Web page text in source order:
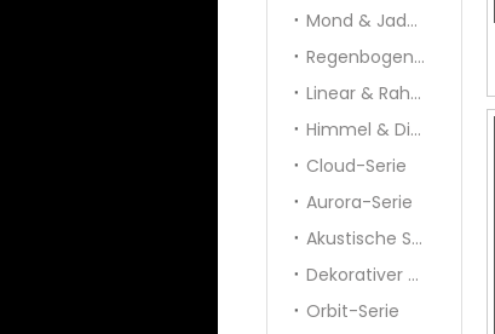
Mond & Jade & Panel
Regenbogen und Galaxie
Linear & Rahmen
Himmel & Diamant
Cloud-Serie
Aurora-Serie
Akustische Serie
Dekorativer Anhänger
Orbit-Serie